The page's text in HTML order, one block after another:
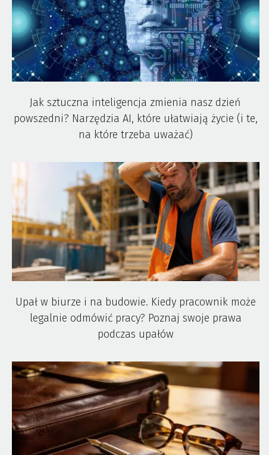
Jak sztuczna inteligencja zmienia nasz dzień
powszedni? Narzędzia AI, które ułatwiają życie (i te,
na które trzeba uważać)
Upał w biurze i na budowie. Kiedy pracownik może
legalnie odmówić pracy? Poznaj swoje prawa
podczas upałów